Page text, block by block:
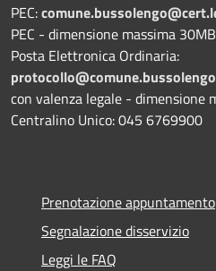
PEC:
PEC - dimensione massima
Posta Elettronica Ordinaria:
con valenza legale - dimensione
Centralino Unico: 045 6769900
Prenotazione appuntamento
Segnalazione disservizio
Leggi le FAQ